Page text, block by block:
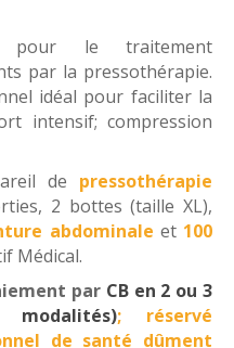
pour le traitement
par la pressothérapie.
idéal pour faciliter la
intensif; compression
de pressothérapie
2 bottes (taille XL),
abdominale et 100
Médical.
par CB en 2 ou 3
; réservé
de santé dûment